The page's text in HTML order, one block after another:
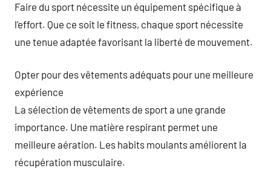
Faire du sport nécessite un équipement spécifique à
l’effort. Que ce soit le fitness, chaque sport nécessite
une tenue adaptée favorisant la liberté de mouvement.
Opter pour des vêtements adéquats pour une meilleure
expérience
La sélection de vêtements de sport a une grande
importance. Une matière respirant permet une
meilleure aération. Les habits moulants améliorent la
récupération musculaire.